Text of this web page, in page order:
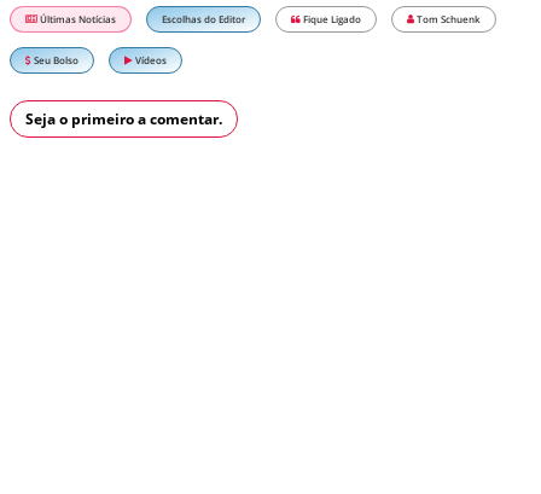
Últimas Notícias Escolhas do Editor Fique Ligado Tom Schuenk
Seu Bolso Vídeos
Seja o primeiro a comentar.